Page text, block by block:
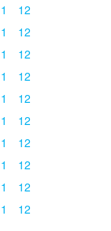
12
12
12
12
12
12
12
12
12
12